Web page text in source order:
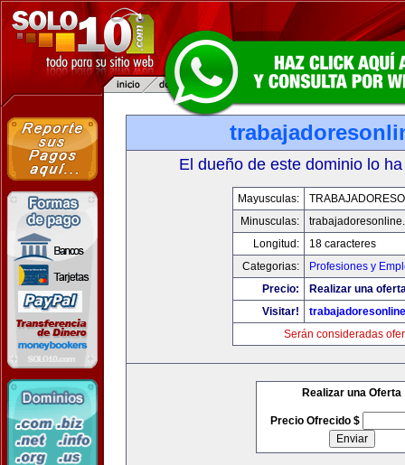
El dueño de este dominio lo
Mayusculas:
Minusculas:
Longitud:
18 caracteres
Categorias:
Profesiones y
Precio:
Realizar una
Visitar!
Serán consideradas
Realizar una Oferta
Precio Ofrecido $